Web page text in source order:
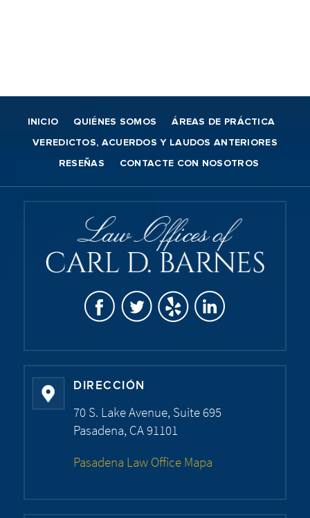
INICIO QUIÉNES SOMOS ÁREAS DE PRÁCTICA
VEREDICTOS, ACUERDOS Y LAUDOS ANTERIORES
RESEÑAS CONTACTE CON NOSOTROS
DIRECCIÓN
70 S. Lake Avenue, Suite 695
Pasadena, CA 91101
Pasadena Law Office Mapa